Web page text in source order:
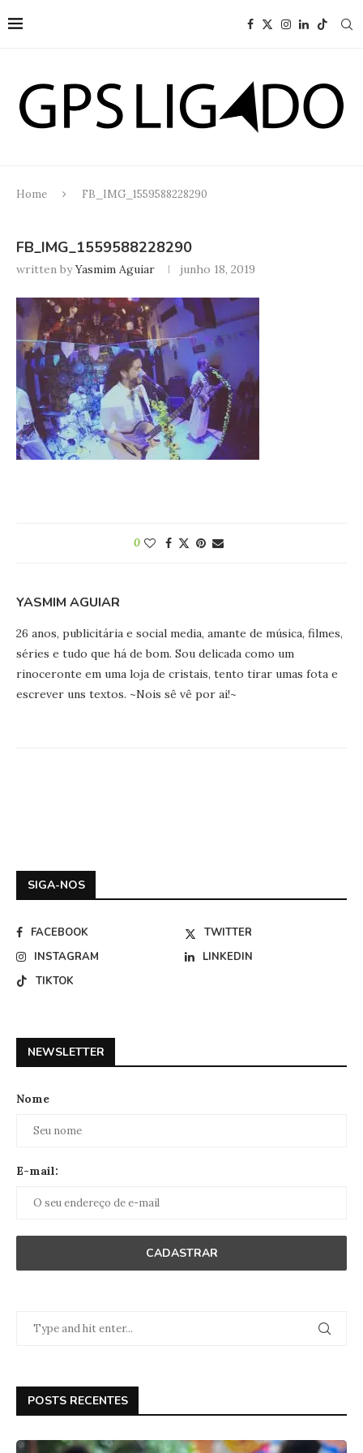
Home FB_IMG_1559588228290
FB_IMG_1559588228290
written byYasmim Aguiar junho 18, 2019
0
YASMIM AGUIAR
26 anos, publicitária e social media, amante de música, filmes,
séries e tudo que há de bom. Sou delicada como um
rinoceronte em uma loja de cristais, tento tirar umas fota e
escrever uns textos. ~Nois sê vê por ai!~
SIGA-NOS
FACEBOOK
TWITTER
INSTAGRAM
LINKEDIN
TIKTOK
NEWSLETTER
Nome
E-mail:
POSTS RECENTES